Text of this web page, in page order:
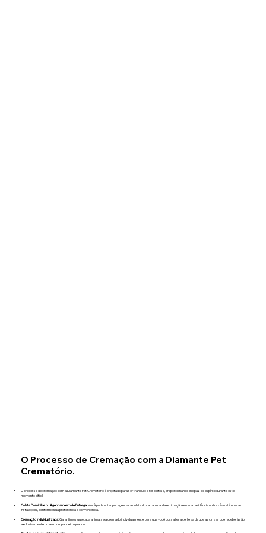
O Processo de Cremação com a Diamante Pet
Crematório.
O processo de cremação com a Diamante Pet Crematorio é projetado para ser tranquilo e respeitoso, proporcionando-lhe paz de espírito durante este
momento difícil.​
Coleta Domiciliar ou Agendamento de Entrega:Você pode optar por agendar a coleta do seu animal de estimação em sua residência ou trazê-lo até nossas
instalações, conforme sua preferência e conveniência.
Cremação Individualizada:Garantimos que cada animal seja cremado individualmente, para que você possa ter a certeza de que as cinzas que receberá são
exclusivamente do seu companheiro querido.